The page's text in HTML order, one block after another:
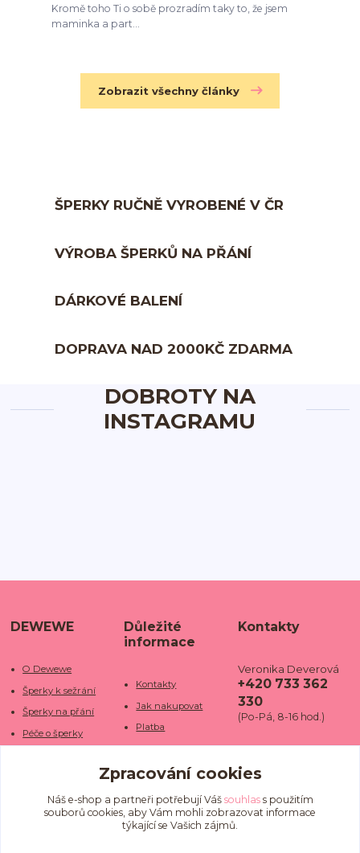
Kromě toho Ti o sobě prozradím taky to, že jsem
maminka a part...
Zobrazit všechny články
ŠPERKY RUČNĚ VYROBENÉ V ČR
VÝROBA ŠPERKŮ NA PŘÁNÍ
DÁRKOVÉ BALENÍ
DOPRAVA NAD 2000KČ ZDARMA
DOBROTY NA
INSTAGRAMU
DEWEWE
O Dewewe
Šperky k sežrání
Šperky na přání
Péče o šperky
Kamenné obchody
Fotogalerie
Důležité
informace
Kontakty
Jak nakupovat
Platba
Doba dodání
Doprava
Obchodní podmínky
Ochrana osobních
Kontakty
Veronika Deverová
+420 733 362
330
(Po-Pá, 8-16 hod.)
we.cz
Zpracování cookies
Náš e-shop a partneři potřebují Váš souhlass použitím
souborů cookies, aby Vám mohli zobrazovat informace
týkající se Vašich zájmů.